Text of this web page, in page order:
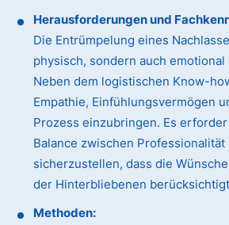
Herausforderungen und
Die Entrümpelung eines
physisch, sondern auch
Neben dem logistischen Know-
Empathie, Einfühlungsvermögen
Prozess einzubringen. Es
Balance zwischen
sicherzustellen, dass die
der Hinterbliebenen
Methoden: